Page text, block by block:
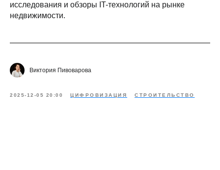
исследования и обзоры IT-технологий на рынке
недвижимости.
Виктория Пивоварова
2025-12-05 20:00 ЦИФРОВИЗАЦИЯ СТРОИТЕЛЬСТВО